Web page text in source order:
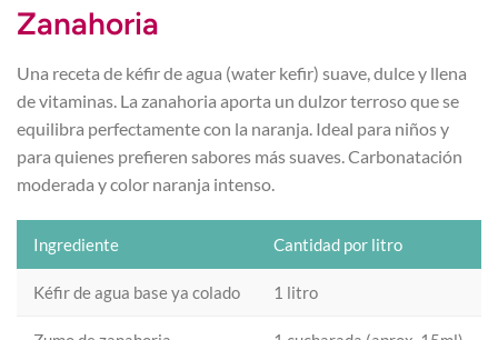
Zanahoria
Una receta de kéfir de agua (water kefir) suave, dulce y llena
de vitaminas. La zanahoria aporta un dulzor terroso que se
equilibra perfectamente con la naranja. Ideal para niños y
para quienes prefieren sabores más suaves. Carbonatación
moderada y color naranja intenso.
Ingrediente Cantidad por litro
Kéfir de agua base ya colado 1 litro